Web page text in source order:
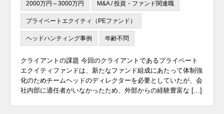
2000万円～3000万円 M&A / 投資・ファンド関連職
プライベートエクイティ（PEファンド）
ヘッドハンティング事例 年齢不問
クライアントの課題 今回のクライアントであるプライベート
エクイティファンドは、新たなファンド組成にあたって体制強
化のためチームヘッドのディレクターを必要としていたが、会
社内部に適任者がいなかったため、外部からの経験豊富な […]